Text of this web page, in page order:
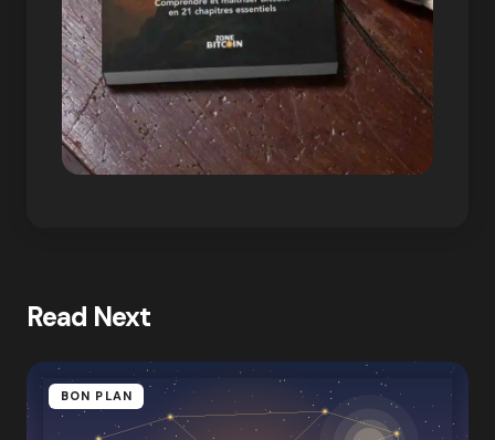
Read Next
BON PLAN